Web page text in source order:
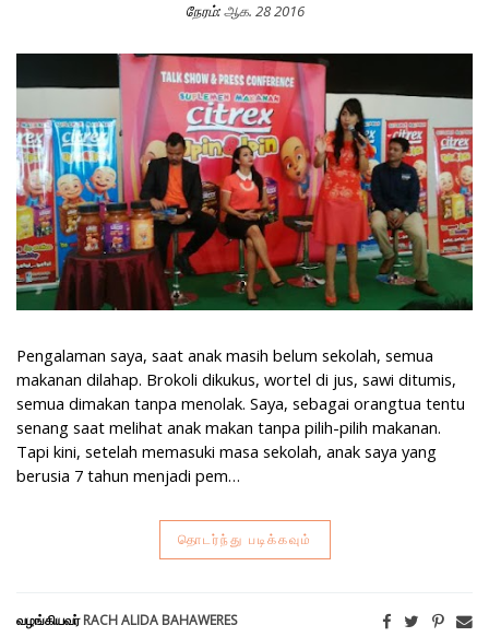
நேரம்:ஆக. 28 2016
Launching Citrex Upin&Ipin Suplemen Makanan Untuk Anak
Pengalaman saya, saat anak masih belum sekolah, semua
makanan dilahap. Brokoli dikukus, wortel di jus, sawi ditumis,
semua dimakan tanpa menolak. Saya, sebagai orangtua tentu
senang saat melihat anak makan tanpa pilih-pilih makanan.
Tapi kini, setelah memasuki masa sekolah, anak saya yang
berusia 7 tahun menjadi pem…
தொடர்ந்து படிக்கவும்
வழங்கியவர்RACH ALIDA BAHAWERES